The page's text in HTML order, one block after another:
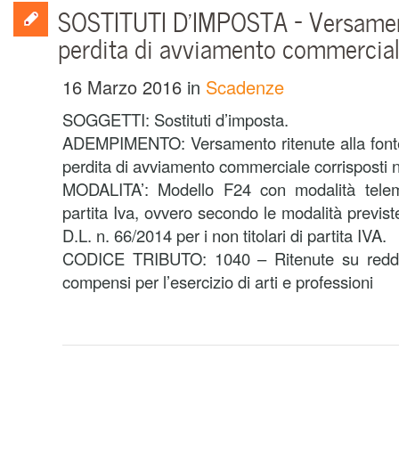
SOSTITUTI D’IMPOSTA –
perdita di avviamento
16 Marzo 2016 in Scadenze
SOGGETTI: Sostituti d’imposta.
ADEMPIMENTO: Versamento ritenute alla
perdita di avviamento commerciale corrisposti
MODALITA’: Modello F24 con modalità
partita Iva, ovvero secondo le modalità
D.L. n. 66/2014 per i non titolari di partita IVA.
CODICE TRIBUTO: 1040 – Ritenute su
compensi per l’esercizio di arti e professioni